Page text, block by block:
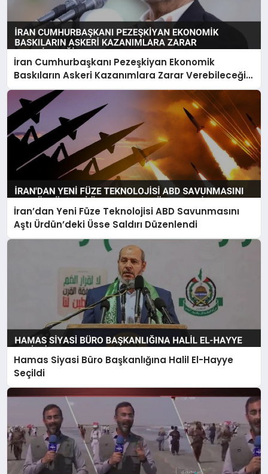
İran Cumhurbaşkanı Pezeşkiyan Ekonomik
Baskıların Askeri Kazanımlara Zarar Verebileceği
Uyarısı Yaptı
İran’dan Yeni Füze Teknolojisi ABD Savunmasını
Aştı Ürdün’deki Üsse Saldırı Düzenlendi
Hamas Siyasi Büro Başkanlığına Halil El-Hayye
Seçildi